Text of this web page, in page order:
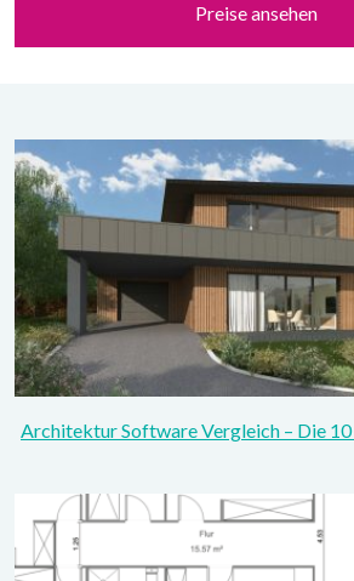
Preise ansehen
Architektur Software Vergleich – Die